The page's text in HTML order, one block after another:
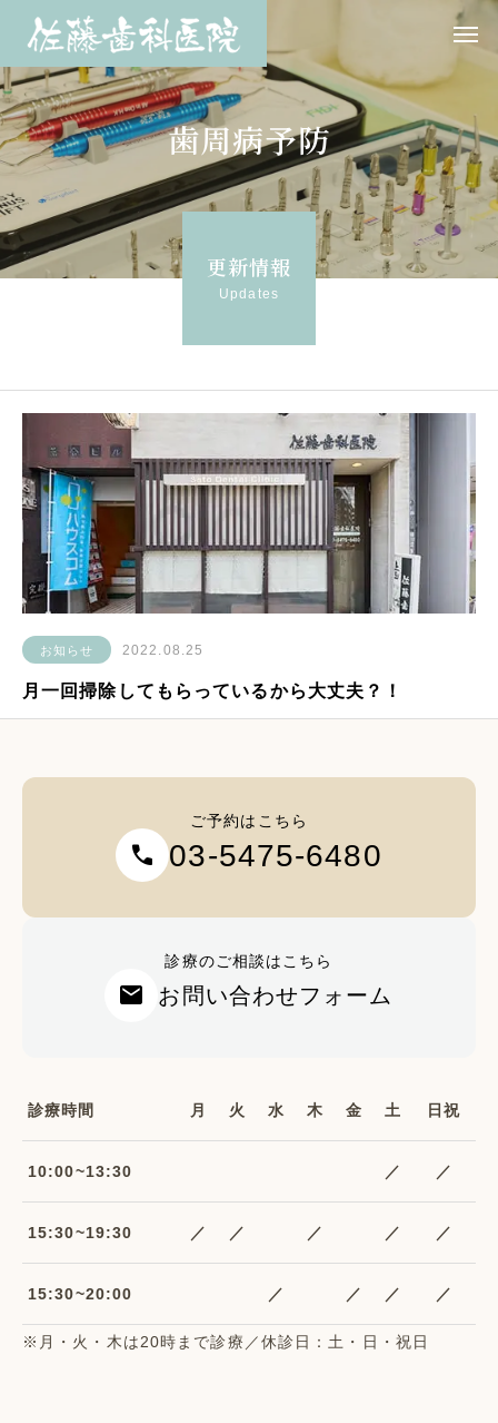
歯周病予防
更新情報
Updates
お知らせ 2022.08.25
月一回掃除してもらっているから大丈夫？！
ご予約はこちら
call 03-5475-6480
診療のご相談はこちら
mail お問い合わせフォーム
診療時間 月 火 水 木 金 土 日祝
10:00~13:30 ／ ／
15:30~19:30 ／ ／ ／ ／ ／
15:30~20:00 ／ ／ ／ ／
※月・火・木は20時まで診療／休診日：土・日・祝日